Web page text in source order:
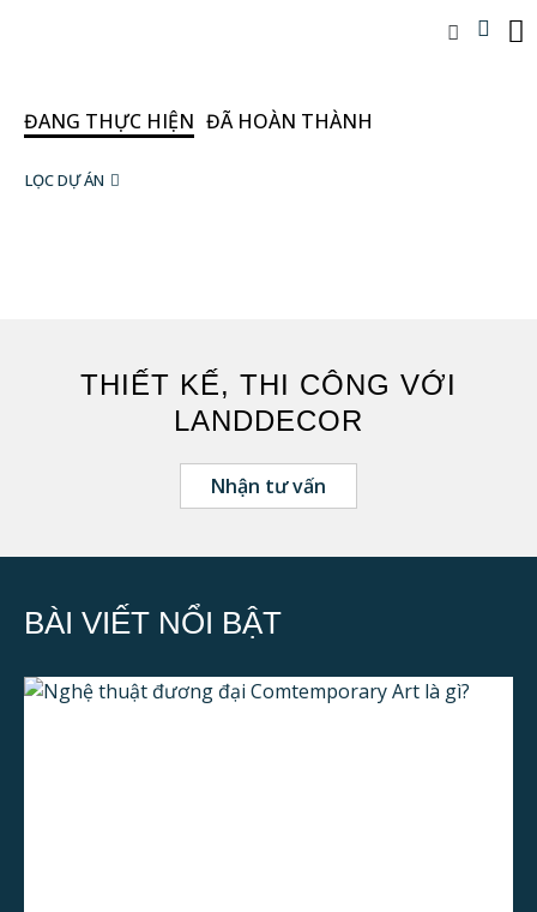
ĐANG THỰC HIỆN ĐÃ HOÀN THÀNH
LỌC DỰ ÁN
THIẾT KẾ, THI CÔNG VỚI
LANDDECOR
Nhận tư vấn
BÀI VIẾT NỔI BẬT